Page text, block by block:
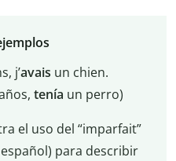
j’avais un chien.
tenía un perro)
el uso del “imparfait”
para describir